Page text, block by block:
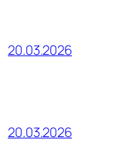
20.03.2026
20.03.2026